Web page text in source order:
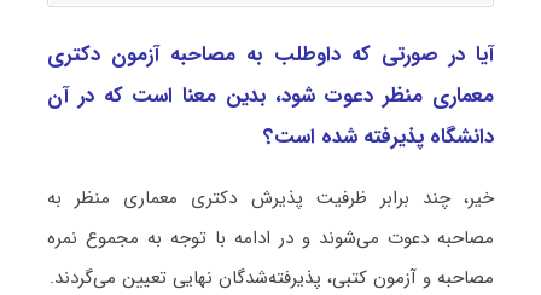
آیا در صورتی که داوطلب به مصاحبه آزمون دکتری
معماری منظر دعوت شود، بدین معنا است که در آن
دانشگاه پذیرفته شده است؟
خیر، چند برابر ظرفیت پذیرش دکتری معماری منظر به
مصاحبه دعوت می‌شوند و در ادامه با توجه به مجموع نمره
مصاحبه و آزمون کتبی، پذیرفته‌شدگان نهایی تعیین می‌گردند.